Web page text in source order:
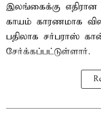
இலங்கைக்கு எதிரான
காயம் காரணமாக
பதிலாக சர்பராஸ்
சேர்க்கப்பட்டுள்ளார்.